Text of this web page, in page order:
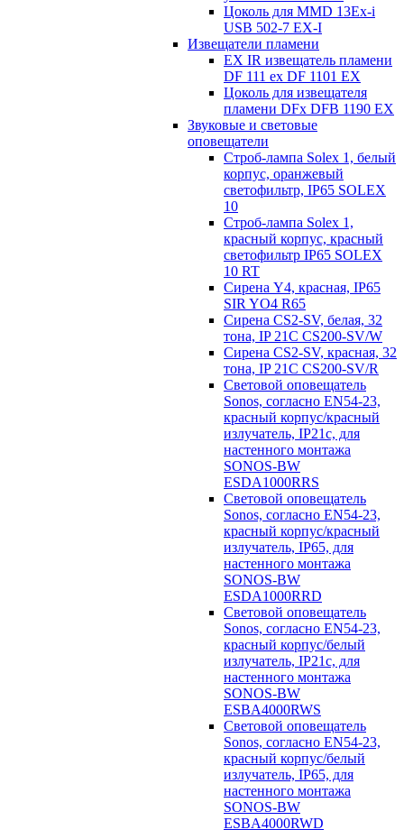
Цоколь для MMD 13Ex-i
USB 502-7 EX-I
Извещатели пламени
EX IR извещатель пламени
DF 111 ex DF 1101 EX
Цоколь для извещателя
пламени DFx DFB 1190 EX
Звуковые и световые
оповещатели
Строб-лампа Solex 1, белый
корпус, оранжевый
светофильтр, IP65 SOLEX
10
Строб-лампа Solex 1,
красный корпус, красный
светофильтр IP65 SOLEX
10 RT
Сирена Y4, красная, IP65
SIR YO4 R65
Сирена CS2-SV, белая, 32
тона, IP 21C CS200-SV/W
Сирена CS2-SV, красная, 32
тона, IP 21C CS200-SV/R
Световой оповещатель
Sonos, согласно EN54-23,
красный корпус/красный
излучатель, IP21c, для
настенного монтажа
SONOS-BW
ESDA1000RRS
Световой оповещатель
Sonos, согласно EN54-23,
красный корпус/красный
излучатель, IP65, для
настенного монтажа
SONOS-BW
ESDA1000RRD
Световой оповещатель
Sonos, согласно EN54-23,
красный корпус/белый
излучатель, IP21c, для
настенного монтажа
SONOS-BW
ESBA4000RWS
Световой оповещатель
Sonos, согласно EN54-23,
красный корпус/белый
излучатель, IP65, для
настенного монтажа
SONOS-BW
ESBA4000RWD